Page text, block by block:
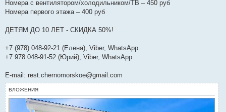
Номера с вентилятором/холодильником/ТВ – 450 руб
Номера первого этажа – 400 руб
ДЕТЯМ ДО 10 ЛЕТ - СКИДКА 50%!
+7 (978) 048-92-21 (Елена), Viber, WhatsApp.
+7 978 048-91-52 (Юрий), Viber, WhatsApp.
E-mail: rest.chernomorskoe@gmail.com
ВЛОЖЕНИЯ